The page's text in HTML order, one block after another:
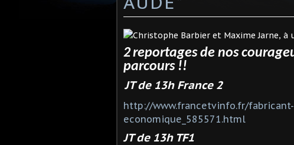
2reportages de nos
parcours !!
JT de 13h France 2
http://www.francetvinfo.fr/
economique_585571.html
JT de 13h TF1